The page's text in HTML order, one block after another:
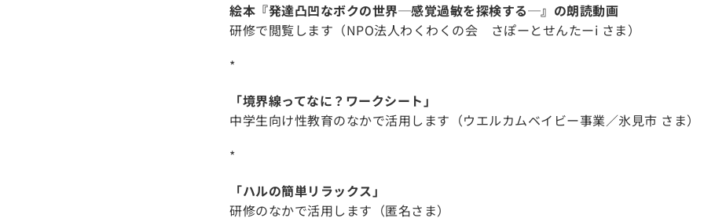
絵本『発達凸凹なボクの世界─感覚過敏を探検する─』の朗読動画
研修で閲覧します（NPO法人わくわくの会 さぽーとせんたーi さま）
*
「境界線ってなに？ワークシート」
中学生向け性教育のなかで活用します（ウエルカムベイビー事業／氷見市 さま）
*
「ハルの簡単リラックス」
研修のなかで活用します（匿名さま）